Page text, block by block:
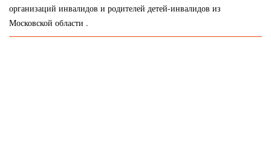
организаций инвалидов и родителей детей-инвалидов из
Московской области .